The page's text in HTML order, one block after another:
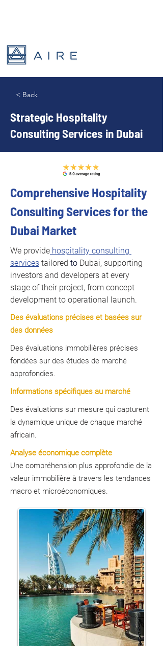
< Back
Strategic Hospitality
Consulting Services in Dubai
Comprehensive Hospitality
Consulting Services for the
Dubai Market
We provide hospitality consulting
services tailored to Dubai, supporting
investors and developers at every
stage of their project, from concept
development to operational launch.
Des évaluations précises et basées sur
des données
Des évaluations immobilières précises
fondées sur des études de marché
approfondies.
Informations spécifiques au marché
Des évaluations sur mesure qui capturent
la dynamique unique de chaque marché
africain.
Analyse économique complète
Une compréhension plus approfondie de la
valeur immobilière à travers les tendances
macro et microéconomiques.